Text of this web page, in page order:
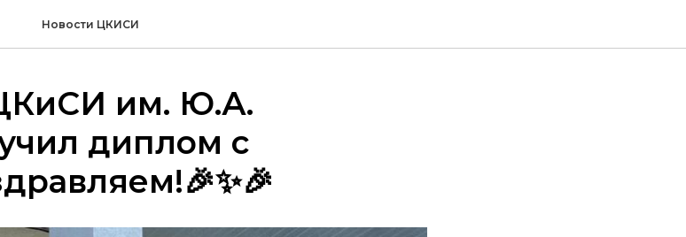
Новости ЦКИСИ
им. Ю.А.
диплом с